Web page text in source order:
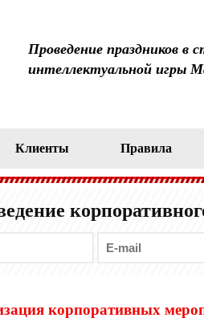
Проведение праздников в
интеллектуальной игры
Клиенты Правила
корпоративных